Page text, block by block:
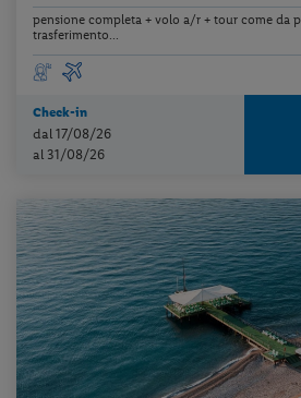
pensione completa + volo a/r + tour come da
trasferimento...
Check-in
dal 17/08/26
al 31/08/26